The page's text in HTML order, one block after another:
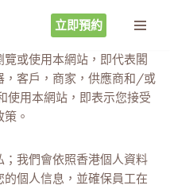
立即預約
或使用本網站，即代表閣
，客戶，商家，供應商和/或
使用本網站，即表示您接受
。
我們會依照香港個人資料
的個人信息，並確保員工在